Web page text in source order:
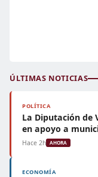
ÚLTIMAS NOTICIAS
POLÍTICA
La Diputación de
en apoyo a
Hace 2h AHORA
ECONOMÍA